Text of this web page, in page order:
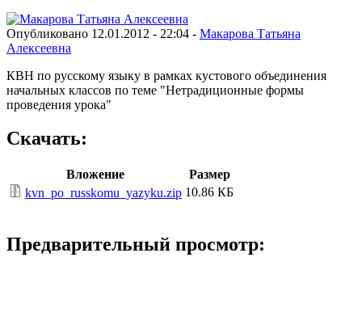
Опубликовано 12.01.2012 - 22:04 - Макарова Татьяна
Алексеевна
КВН по русскому языку в рамках кустового объединения
начальных классов по теме "Нетрадиционные формы
проведения урока"
Скачать:
Вложение
Размер
kvn_po_russkomu_yazyku.zip 10.86 КБ
Предварительный просмотр: